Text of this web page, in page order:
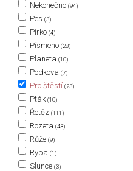
Nekonečno (94)
Pes (3)
Pírko (4)
Písmeno (28)
Planeta (10)
Podkova (7)
Pro štěstí (23)
Pták (10)
Řetěz (111)
Rozeta (43)
Růže (9)
Ryba (1)
Slunce (3)